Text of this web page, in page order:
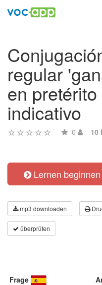
regular
en
indicativo
0 10
Lernen beginnen
mp3 downloaden
überprüfen
Frage